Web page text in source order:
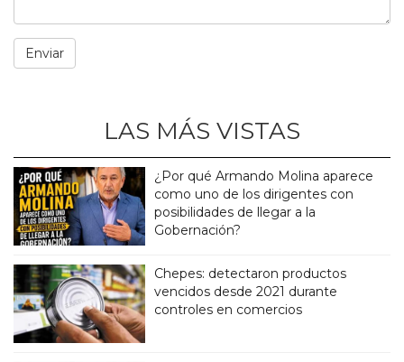
LAS MÁS VISTAS
¿Por qué Armando Molina aparece
como uno de los dirigentes con
posibilidades de llegar a la
Gobernación?
Chepes: detectaron productos
vencidos desde 2021 durante
controles en comercios